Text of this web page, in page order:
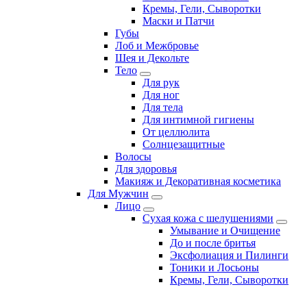
Кремы, Гели, Сыворотки
Маски и Патчи
Губы
Лоб и Межбровье
Шея и Декольте
Тело
Для рук
Для ног
Для тела
Для интимной гигиены
От целлюлита
Солнцезащитные
Волосы
Для здоровья
Макияж и Декоративная косметика
Для Мужчин
Лицо
Сухая кожа с шелушениями
Умывание и Очищение
До и после бритья
Эксфолиация и Пилинги
Тоники и Лосьоны
Кремы, Гели, Сыворотки